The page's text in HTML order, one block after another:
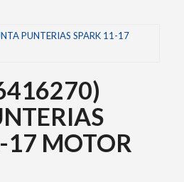
17 MOTOR